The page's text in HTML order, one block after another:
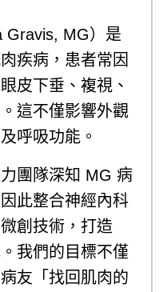
Gravis, MG）是
疾病，患者常因
皮下垂、複視、
這不僅影響外觀
呼吸功能。
團隊深知 MG 病
此整合神經內科
創技術，打造
我們的目標不僅
友「找回肌肉的